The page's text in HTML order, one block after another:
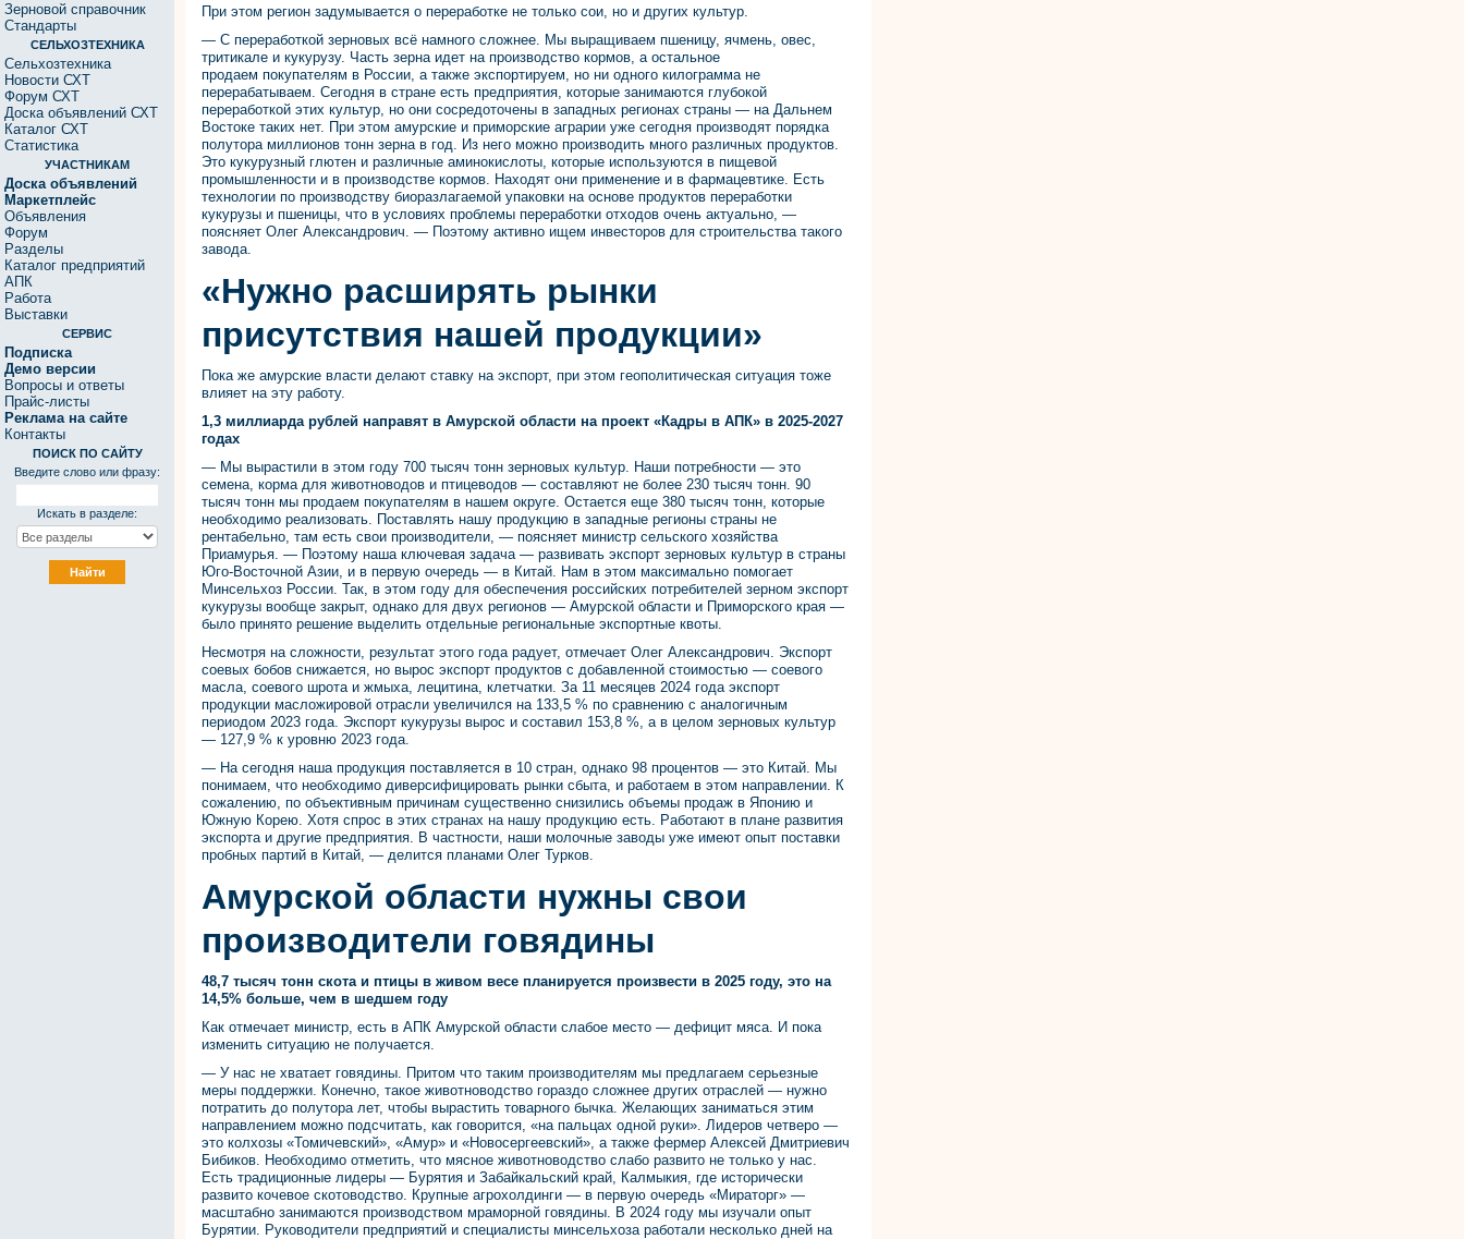
Зерновой справочник
Стандарты
СЕЛЬХОЗТЕХНИКА
Сельхозтехника
Новости СХТ
Форум СХТ
Доска объявлений СХТ
Каталог СХТ
Статистика
УЧАСТНИКАМ
Доска объявлений
Маркетплейс
Объявления
Форум
Разделы
Каталог предприятий
АПК
Работа
Выставки
СЕРВИС
Подписка
Демо версии
Вопросы и ответы
Прайс-листы
Реклама на сайте
Контакты
ПОИСК ПО САЙТУ
Введите слово или фразу:
Искать в разделе:
При этом регион задумывается о переработке не только сои, но и других культур.
— С переработкой зерновых всё намного сложнее. Мы выращиваем пшеницу, ячмень, овес,
тритикале и кукурузу. Часть зерна идет на производство кормов, а остальное
продаем покупателям в России, а также экспортируем, но ни одного килограмма не
перерабатываем. Сегодня в стране есть предприятия, которые занимаются глубокой
переработкой этих культур, но они сосредоточены в западных регионах страны — на Дальнем
Востоке таких нет. При этом амурские и приморские аграрии уже сегодня производят порядка
полутора миллионов тонн зерна в год. Из него можно производить много различных продуктов.
Это кукурузный глютен и различные аминокислоты, которые используются в пищевой
промышленности и в производстве кормов. Находят они применение и в фармацевтике. Есть
технологии по производству биоразлагаемой упаковки на основе продуктов переработки
кукурузы и пшеницы, что в условиях проблемы переработки отходов очень актуально, —
поясняет Олег Александрович. — Поэтому активно ищем инвесторов для строительства такого
завода.
«Нужно расширять рынки
присутствия нашей продукции»
Пока же амурские власти делают ставку на экспорт, при этом геополитическая ситуация тоже
влияет на эту работу.
1,3 миллиарда рублей направят в Амурской области на проект «Кадры в АПК» в 2025-2027
годах
— Мы вырастили в этом году 700 тысяч тонн зерновых культур. Наши потребности — это
семена, корма для животноводов и птицеводов — составляют не более 230 тысяч тонн. 90
тысяч тонн мы продаем покупателям в нашем округе. Остается еще 380 тысяч тонн, которые
необходимо реализовать. Поставлять нашу продукцию в западные регионы страны не
рентабельно, там есть свои производители, — поясняет министр сельского хозяйства
Приамурья. — Поэтому наша ключевая задача — развивать экспорт зерновых культур в страны
Юго-Восточной Азии, и в первую очередь — в Китай. Нам в этом максимально помогает
Минсельхоз России. Так, в этом году для обеспечения российских потребителей зерном экспорт
кукурузы вообще закрыт, однако для двух регионов — Амурской области и Приморского края —
было принято решение выделить отдельные региональные экспортные квоты.
Несмотря на сложности, результат этого года радует, отмечает Олег Александрович. Экспорт
соевых бобов снижается, но вырос экспорт продуктов с добавленной стоимостью — соевого
масла, соевого шрота и жмыха, лецитина, клетчатки. За 11 месяцев 2024 года экспорт
продукции масложировой отрасли увеличился на 133,5 % по сравнению с аналогичным
периодом 2023 года. Экспорт кукурузы вырос и составил 153,8 %, а в целом зерновых культур
— 127,9 % к уровню 2023 года.
— На сегодня наша продукция поставляется в 10 стран, однако 98 процентов — это Китай. Мы
понимаем, что необходимо диверсифицировать рынки сбыта, и работаем в этом направлении. К
сожалению, по объективным причинам существенно снизились объемы продаж в Японию и
Южную Корею. Хотя спрос в этих странах на нашу продукцию есть. Работают в плане развития
экспорта и другие предприятия. В частности, наши молочные заводы уже имеют опыт поставки
пробных партий в Китай, — делится планами Олег Турков.
Амурской области нужны свои
производители говядины
48,7 тысяч тонн скота и птицы в живом весе планируется произвести в 2025 году, это на
14,5% больше, чем в шедшем году
Как отмечает министр, есть в АПК Амурской области слабое место — дефицит мяса. И пока
изменить ситуацию не получается.
— У нас не хватает говядины. Притом что таким производителям мы предлагаем серьезные
меры поддержки. Конечно, такое животноводство гораздо сложнее других отраслей — нужно
потратить до полутора лет, чтобы вырастить товарного бычка. Желающих заниматься этим
направлением можно подсчитать, как говорится, «на пальцах одной руки». Лидеров четверо —
это колхозы «Томичевский», «Амур» и «Новосергеевский», а также фермер Алексей Дмитриевич
Бибиков. Необходимо отметить, что мясное животноводство слабо развито не только у нас.
Есть традиционные лидеры — Бурятия и Забайкальский край, Калмыкия, где исторически
развито кочевое скотоводство. Крупные агрохолдинги — в первую очередь «Мираторг» —
масштабно занимаются производством мраморной говядины. В 2024 году мы изучали опыт
Бурятии. Руководители предприятий и специалисты минсельхоза работали несколько дней на